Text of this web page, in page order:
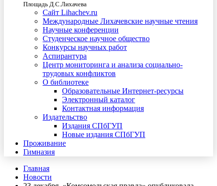
Площадь Д.С.Лихачева
Сайт Lihachev.ru
Международные Лихачевские научные чтения
Научные конференции
Студенческое научное общество
Конкурсы научных работ
Аспирантура
Центр мониторинга и анализа социально-
трудовых конфликтов
О библиотеке
Образовательные Интернет-ресурсы
Электронный каталог
Контактная информация
Издательство
Издания СПбГУП
Новые издания СПбГУП
Проживание
Гимназия
Главная
Новости